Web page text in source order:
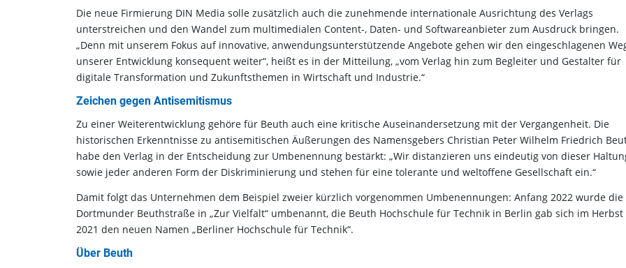
Die neue Firmierung DIN Media solle zusätzlich auch die zunehmende internationale Ausrichtung des Verlags
unterstreichen und den Wandel zum multimedialen Content-, Daten- und Softwareanbieter zum Ausdruck bringen.
„Denn mit unserem Fokus auf innovative, anwendungsunterstützende Angebote gehen wir den eingeschlagenen
unserer Entwicklung konsequent weiter“, heißt es in der Mitteilung, „vom Verlag hin zum Begleiter und Gestalter für
digitale Transformation und Zukunftsthemen in Wirtschaft und Industrie.“
Zeichen gegen Antisemitismus
Zu einer Weiterentwicklung gehöre für Beuth auch eine kritische Auseinandersetzung mit der Vergangenheit. Die
historischen Erkenntnisse zu antisemitischen Äußerungen des Namensgebers Christian Peter Wilhelm Friedrich
habe den Verlag in der Entscheidung zur Umbenennung bestärkt: „Wir distanzieren uns eindeutig von dieser
sowie jeder anderen Form der Diskriminierung und stehen für eine tolerante und weltoffene Gesellschaft ein.“
Damit folgt das Unternehmen dem Beispiel zweier kürzlich vorgenommen Umbenennungen: Anfang 2022 wurde die
Dortmunder Beuthstraße in „Zur Vielfalt“ umbenannt, die Beuth Hochschule für Technik in Berlin gab sich im Herbst
2021 den neuen Namen „Berliner Hochschule für Technik“.
Über Beuth